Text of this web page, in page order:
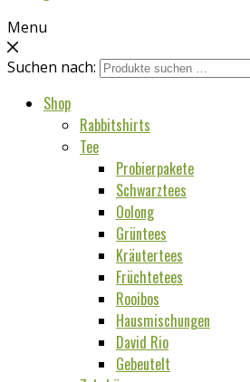
Menu
Suchen nach:
Shop
Rabbitshirts
Tee
Probierpakete
Schwarztees
Oolong
Grüntees
Kräutertees
Früchtetees
Rooibos
Hausmischungen
David Rio
Gebeutelt